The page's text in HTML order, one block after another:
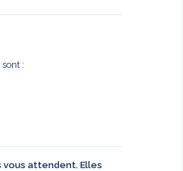
:
vous attendent. Elles